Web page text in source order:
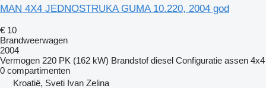
MAN 4X4 JEDNOSTRUKA GUMA 10.220, 2004 god
€ 10
Brandweerwagen
2004
Vermogen 220 PK (162 kW) Brandstof diesel Configuratie assen 4x4
0 compartimenten
Kroatië, Sveti Ivan Zelina